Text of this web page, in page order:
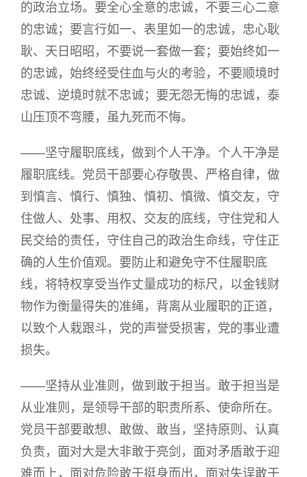
的政治立场。要全心全意的忠诚，不要三心二意
的忠诚；要言行如一、表里如一的忠诚，忠心耿
耿、天日昭昭，不要说一套做一套；要始终如一
的忠诚，始终经受住血与火的考验，不要顺境时
忠诚、逆境时就不忠诚；要无怨无悔的忠诚，泰
山压顶不弯腰，虽九死而不悔。
——坚守履职底线，做到个人干净。个人干净是
履职底线。党员干部要心存敬畏、严格自律，做
到慎言、慎行、慎独、慎初、慎微、慎交友，守
住做人、处事、用权、交友的底线，守住党和人
民交给的责任，守住自己的政治生命线，守住正
确的人生价值观。要防止和避免守不住履职底
线，将特权享受当作丈量成功的标尺，以金钱财
物作为衡量得失的准绳，背离从业履职的正道，
以致个人栽跟斗，党的声誉受损害，党的事业遭
损失。
——坚持从业准则，做到敢于担当。敢于担当是
从业准则，是领导干部的职责所系、使命所在。
党员干部要敢想、敢做、敢当，坚持原则、认真
负责，面对大是大非敢于亮剑，面对矛盾敢于迎
难而上，面对危险敢于挺身而出，面对失误敢于